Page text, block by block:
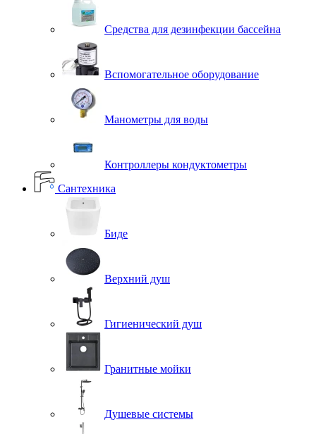
Средства для дезинфекции бассейна
Вспомогательное оборудование
Манометры для воды
Контроллеры кондуктометры
Сантехника
Биде
Верхний душ
Гигиенический душ
Гранитные мойки
Душевые системы